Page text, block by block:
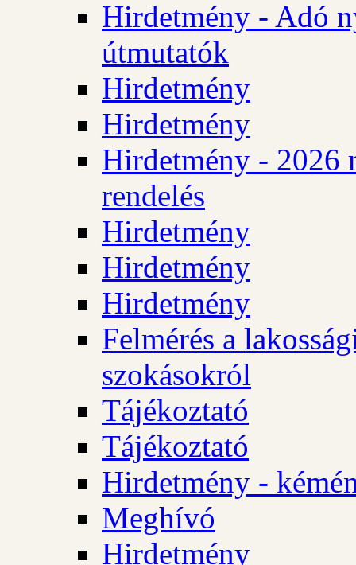
Hirdetmény - Adó
útmutatók
Hirdetmény
Hirdetmény
Hirdetmény - 2026
rendelés
Hirdetmény
Hirdetmény
Hirdetmény
Felmérés a
szokásokról
Tájékoztató
Tájékoztató
Hirdetmény -
Meghívó
Hirdetmény